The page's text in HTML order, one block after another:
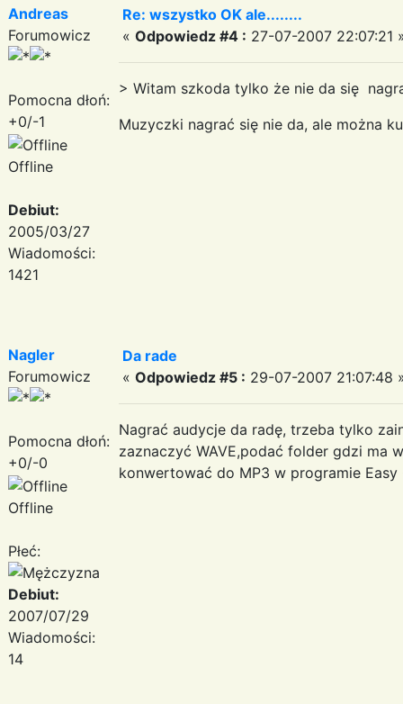
Andreas
Forumowicz
Pomocna dłoń:
+0/-1
Offline
Debiut:
2005/03/27
Wiadomości:
1421
Re: wszystko OK ale........
« Odpowiedz #4 : 27-07-2007 22:07:21
> Witam szkoda tylko że nie da się
Muzyczki nagrać się nie da, ale można
Nagler
Forumowicz
Pomocna dłoń:
+0/-0
Offline
Płeć:
Debiut:
2007/07/29
Wiadomości:
14
Da rade
« Odpowiedz #5 : 29-07-2007 21:07:48
Nagrać audycje da radę, trzeba tylko
zaznaczyć WAVE,podać folder gdzi ma
konwertować do MP3 w programie